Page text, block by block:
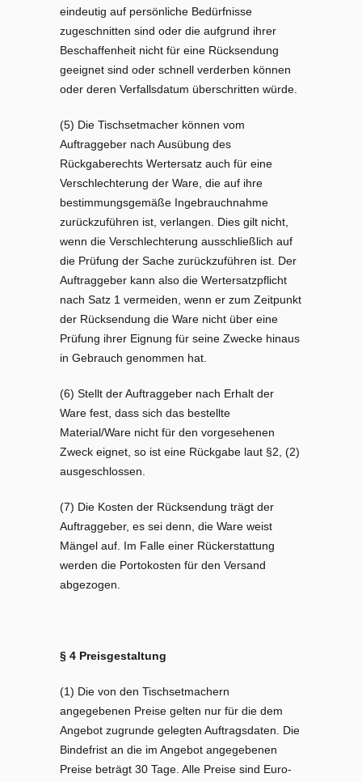
eindeutig auf persönliche Bedürfnisse
zugeschnitten sind oder die aufgrund ihrer
Beschaffenheit nicht für eine Rücksendung
geeignet sind oder schnell verderben können
oder deren Verfallsdatum überschritten würde.
(5) Die Tischsetmacher können vom
Auftraggeber nach Ausübung des
Rückgaberechts Wertersatz auch für eine
Verschlechterung der Ware, die auf ihre
bestimmungsgemäße Ingebrauchnahme
zurückzuführen ist, verlangen. Dies gilt nicht,
wenn die Verschlechterung ausschließlich auf
die Prüfung der Sache zurückzuführen ist. Der
Auftraggeber kann also die Wertersatzpflicht
nach Satz 1 vermeiden, wenn er zum Zeitpunkt
der Rücksendung die Ware nicht über eine
Prüfung ihrer Eignung für seine Zwecke hinaus
in Gebrauch genommen hat.
(6) Stellt der Auftraggeber nach Erhalt der
Ware fest, dass sich das bestellte
Material/Ware nicht für den vorgesehenen
Zweck eignet, so ist eine Rückgabe laut §2, (2)
ausgeschlossen.
(7) Die Kosten der Rücksendung trägt der
Auftraggeber, es sei denn, die Ware weist
Mängel auf. Im Falle einer Rückerstattung
werden die Portokosten für den Versand
abgezogen.
§ 4 Preisgestaltung
(1) Die von den Tischsetmachern
angegebenen Preise gelten nur für die dem
Angebot zugrunde gelegten Auftragsdaten. Die
Bindefrist an die im Angebot angegebenen
Preise beträgt 30 Tage. Alle Preise sind Euro-